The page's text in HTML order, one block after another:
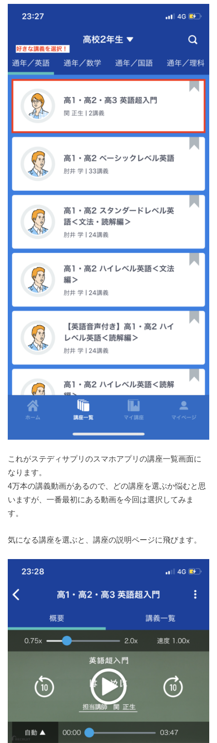
これがステディサプリのスマホアプリの講座一覧画面に
なります。
4万本の講義動画があるので、どの講座を選ぶか悩むと思
いますが、一番最初にある動画を今回は選択してみま
す。
気になる講座を選ぶと、講座の説明ページに飛びます。